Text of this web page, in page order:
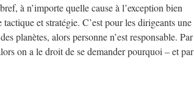
à n’importe quelle cause à l’exception bien
et stratégie. C’est pour les dirigeants une
planètes, alors personne n’est responsable. Par
on a le droit de se demander pourquoi – et par